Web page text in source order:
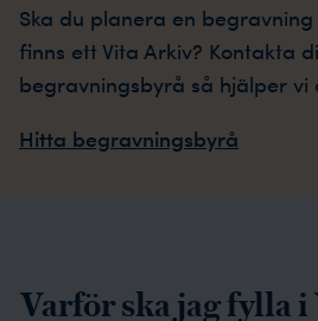
Ska du planera en
finns ett Vita Arkiv? Kontakta
begravningsbyrå så hjälper vi
Hitta begravningsbyrå
Varför ska jag fylla